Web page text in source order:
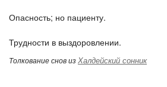
Опасность; но пациенту.
Трудности в выздоровлении.
Толкование снов изХалдейский сонник